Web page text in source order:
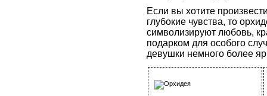
Если вы хотите
глубокие чувства, то
символизируют любовь,
подарком для особого
девушки немного более